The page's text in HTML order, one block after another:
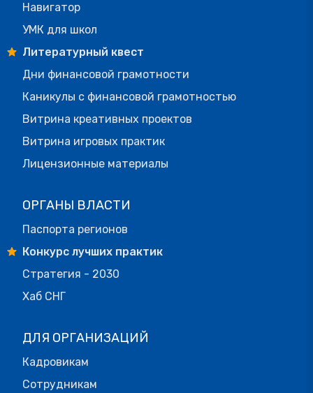
Навигатор
УМК для школ
Литературный квест
Дни финансовой грамотности
Каникулы с финансовой грамотностью
Витрина креативных проектов
Витрина игровых практик
Лицензионные материалы
ОРГАНЫ ВЛАСТИ
Паспорта регионов
Конкурс лучших практик
Стратегия - 2030
Хаб СНГ
ДЛЯ ОРГАНИЗАЦИЙ
Кадровикам
Сотрудникам